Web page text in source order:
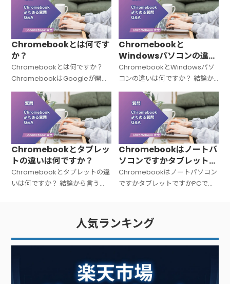
Chromebookとは何です
か？
Chromebookとは何ですか？
ChromebookはGoogleが開発
した「Chrome OS（クローム
OS）」を搭載したノートパソコ
ンの総称です。Windowsでも
Macでもない
Chromebookと
Windowsパソコンの違い
は何ですか？
ChromebookとWindowsパソ
コンの違いは何ですか？ 結論か
ら言うと、Chromebookと
Windowsパソコンは「OSが違
う＝中身の設計思想がまったく
違う」パソコンです。C
Chromebookとタブレッ
トの違いは何ですか？
Chromebookとタブレットの違
いは何ですか？ 結論から言う
トは「タッチ操作中心の板型デ
バイス」です。文字入力が多い
Chromebookはノートパ
ソコンですかタブレットで
すかPCですか？
Chromebookはノートパソコン
ですかタブレットですかPCです
ン（PC）」です。広い意味での
PC（パーソナルコンピュータ
ー）
人気ランキング